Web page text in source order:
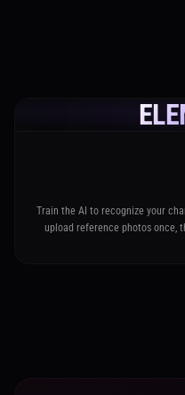
Train the AI to recognize your
upload reference photos once,